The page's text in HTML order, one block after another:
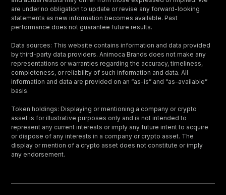
are under no obligation to update or revise any forward-looking
statements as new information becomes available. Past
performance does not guarantee future results.
Data sources: This website contains information and data provided
by third-party data providers. Animoca Brands does not make any
representations or warranties regarding the accuracy, timeliness,
completeness, or reliability of such information and data. All
information and data are provided on an “as-is” and “as-available”
basis.
Token holdings: Displaying or mentioning a company or crypto
asset is for illustrative purposes only and is not intended to
represent any current interests or imply any future intent to acquire
or dispose of any interests in a company or crypto asset. The
display or mention of a crypto asset does not constitute or imply
any endorsement.